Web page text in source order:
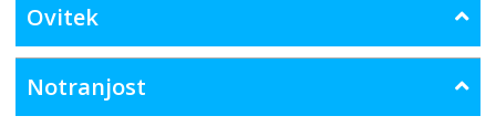
Ovitek
Notranjost